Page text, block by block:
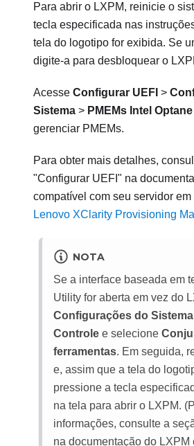
Para abrir o LXPM, reinicie o
tecla especificada nas
tela do logotipo for exibida. Se
digite-a para desbloquear o
Acesse Configurar UEFI >
Sistema > PMEMs Intel Optane
gerenciar PMEMs.
Para obter mais detalhes,
"Configurar UEFI" na
compatível com seu servidor em
Lenovo XClarity Provisioning
NOTA
Se a interface baseada em
Utility for aberta em vez do
Configurações do Sistema
Controle e selecione
ferramentas. Em seguida,
e, assim que a tela do
pressione a tecla
na tela para abrir o LXPM. (
informações, consulte a
na documentação do LXPM